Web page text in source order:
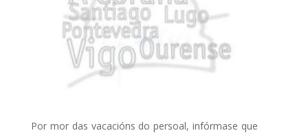
Por mor das vacacións do persoal, infórmase que